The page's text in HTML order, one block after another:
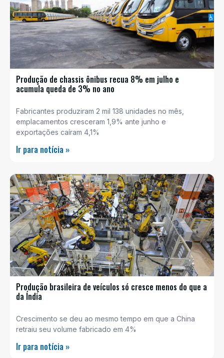
Produção de chassis ônibus recua 8% em julho e
acumula queda de 3% no ano
Fabricantes produziram 2 mil 138 unidades no mês,
emplacamentos cresceram 1,9% ante junho e
exportações caíram 4,1%
Ir para notícia »
Produção brasileira de veículos só cresce menos do que a
da Índia
Crescimento se deu ao mesmo tempo em que a China
retraiu seu volume fabricado em 4%
Ir para notícia »